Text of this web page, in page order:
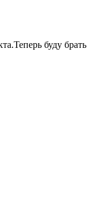
буду брать